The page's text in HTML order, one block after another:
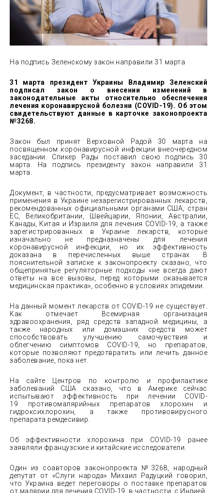
На подпись Зеленскому закон направили 31 марта
31 марта президент Украины Владимир Зеленский
подписал закон о внесении изменений в
законодательные акты относительно обеспечения
лечения коронавирусной болезни (COVID-19). Об этом
свидетельствуют данные в карточке законопроекта
№3268.
Закон был принят Верховной Радой 30 марта на
посвященном коронавирусной инфекции внеочередном
заседании. Спикер Рады поставил свою подпись 30
марта. На подпись президенту закон направили 31
марта.
Документ, в частности, предусматривает возможность
применения в Украине незарегистрированных лекарств,
рекомендованных официальными органами США, стран
ЕС, Великобритании, Швейцарии, Японии, Австралии,
Канады, Китая и Израиля для лечения COVID-19, а также
зарегистрированных в Украине лекарств, которые
изначально не предназначены для лечения
коронавирусной инфекции, но их эффективность
доказана в перечисленных выше странах. В
пояснительной записке к законопроекту сказано, что
общепринятые регуляторные подходы «не всегда дают
ответы на все вызовы, перед которыми оказывается
медицинская практика», особенно в условиях эпидемии.
На данный момент лекарств от COVID-19 не существует.
Как отмечает Всемирная организация
здравоохранения, ряд средств западной медицины, а
также народных или домашних средств может
способствовать улучшению самочувствия и
облегчению симптомов COVID-19, но препаратов,
которые позволяют предотвратить или лечить данное
заболевание, пока нет.
На сайте Центров по контролю и профилактике
заболеваний США сказано, что в Америке сейчас
испытывают эффективность при лечении COVID-
19 противомалярийных препаратов хлорохин и
гидроксихлорохин, а также противовирусного
препарата ремдесивир.
Об эффективности хлорохина при COVID-19 ранее
заявляли французские и китайские исследователи.
Один из соавторов законопроекта №3268, народный
депутат от «Слуги народа» Михаил Радуцкий говорил,
что Украина ведет переговоры о поставке препаратов
от малярии для лечения COVID-19, в частности, с Индией.